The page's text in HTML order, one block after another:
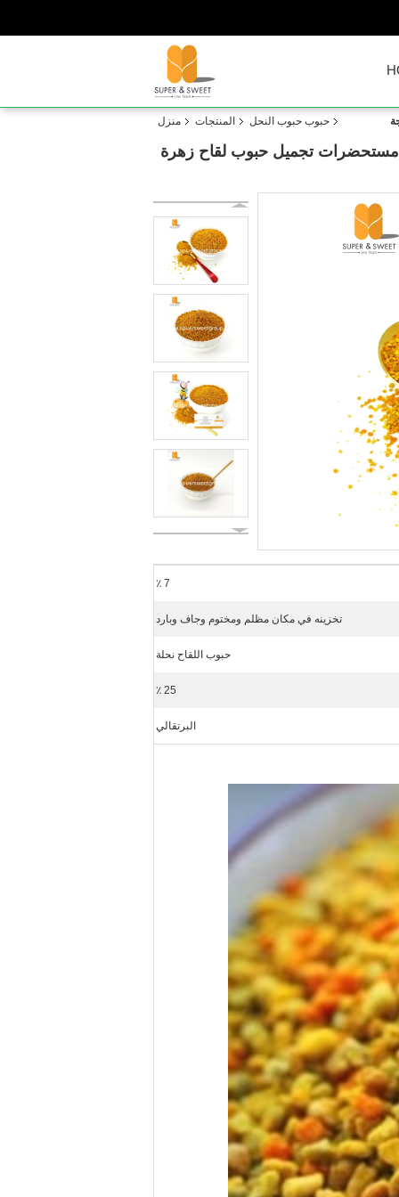
منزل المنتجات حبوب حبوب النحل
مستحضرات تجميل حبوب لقاح زهرة
7 ٪
تخزينه في مكان مظلم ومختوم وجاف وبارد
حبوب اللقاح نحلة
25 ٪
البرتقالي